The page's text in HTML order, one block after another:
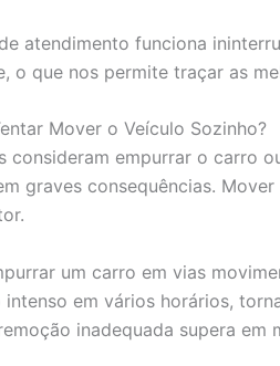
atendimento funciona
o que nos permite traçar as
Mover o Veículo Sozinho?
consideram empurrar o carro
graves consequências.
um carro em vias
em vários horários,
inadequada supera